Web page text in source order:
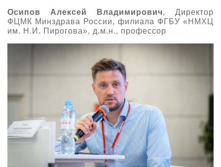
Осипов Алексей Владимирович, Директор
ФЦМК Минздрава России, филиала ФГБУ «НМХЦ
им. Н.И. Пирогова», д.м.н., профессор